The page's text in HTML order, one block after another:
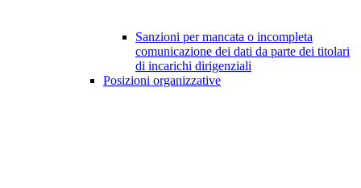
Sanzioni per mancata o incompleta
comunicazione dei dati da parte dei titolari
di incarichi dirigenziali
Posizioni organizzative